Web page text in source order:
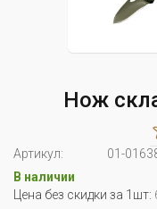
Нож
Артикул:
01-
В наличии
Цена без скидки за 1шт: